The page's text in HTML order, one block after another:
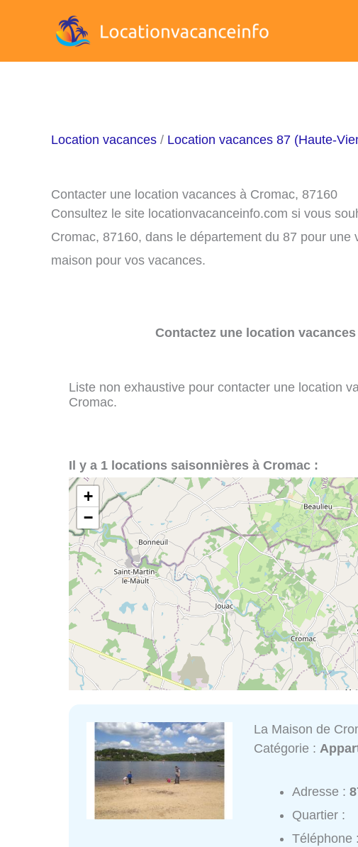
Location vacances / Location vacances 87 (Haute-
Contacter une location vacances à Cromac, 87160
Consultez le site locationvacanceinfo.com si vous
Cromac, 87160, dans le département du 87 pour
maison pour vos vacances.
Contactez une location
Liste non exhaustive pour contacter une location
Cromac.
Il y a 1 locations saisonnières à Cromac :
+
−
La Maison de
Catégorie :
Adresse :
Quartier :